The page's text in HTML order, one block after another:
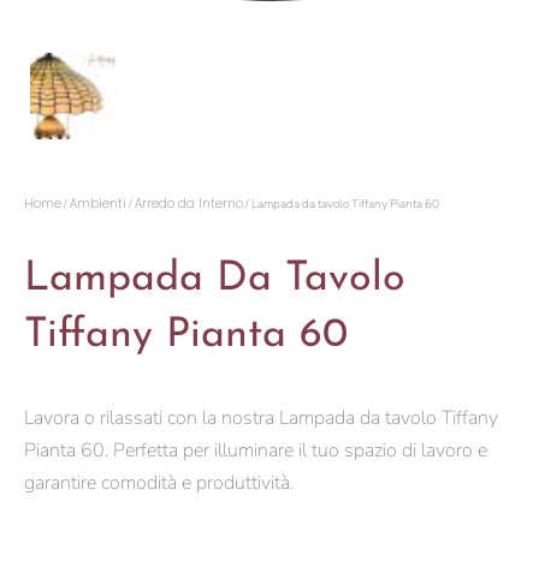
Home/Ambienti /Arredo da Interno/ Lampada da tavolo Tiffany Pianta 60
Lampada Da Tavolo
Tiffany Pianta 60
Lavora o rilassati con la nostra Lampada da tavolo Tiffany
Pianta 60. Perfetta per illuminare il tuo spazio di lavoro e
garantire comodità e produttività.